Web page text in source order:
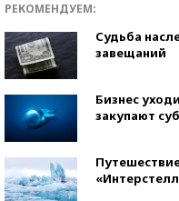
РЕКОМЕНДУЕМ:
Судьба
завещаний
Бизнес
закупают